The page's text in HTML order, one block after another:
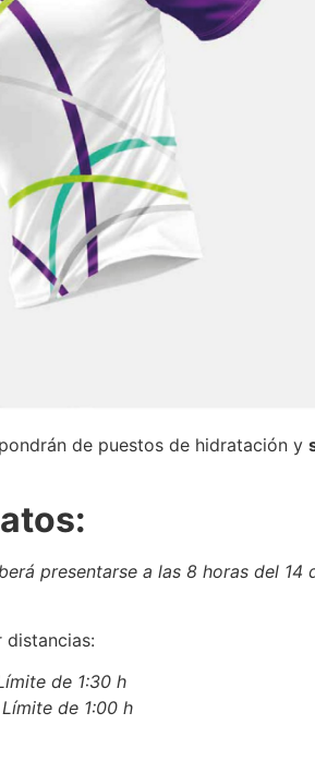
de puestos de hidratación y
presentarse a las 8 horas del
de 1:30 h
de 1:00 h